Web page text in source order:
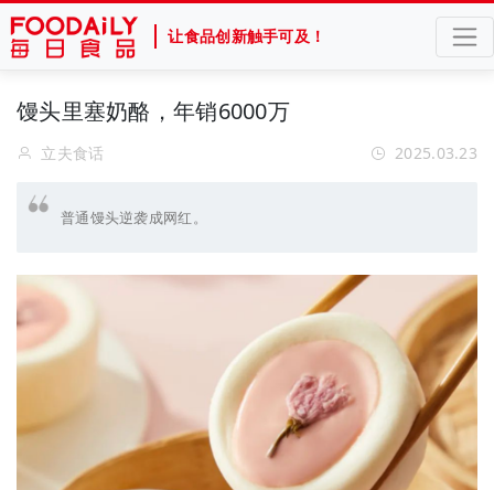
让食品创新触手可及！
馒头里塞奶酪，年销6000万
立夫食话 2025.03.23
普通馒头逆袭成网红。